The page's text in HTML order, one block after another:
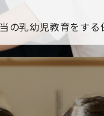
の乳幼児教育をする
でリトルスター保育